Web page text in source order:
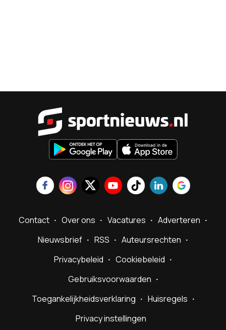
Contact Over ons Vacatures
Adverteren
Nieuwsbrief
RSS
Auteursrechten
Privacybeleid
Cookiebeleid
Gebruiksvoorwaarden
Toegankelijkheidsverklaring
Huisregels
Privacy instellingen